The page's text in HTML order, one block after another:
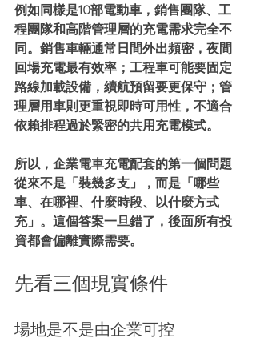
例如同樣是10部電動車，銷售團隊、工
程團隊和高階管理層的充電需求完全不
同。銷售車輛通常日間外出頻密，夜間
回場充電最有效率；工程車可能要固定
路線加載設備，續航預留要更保守；管
理層用車則更重視即時可用性，不適合
依賴排程過於緊密的共用充電模式。
所以，企業電車充電配套的第一個問題
從來不是「裝幾多支」，而是「哪些
車、在哪裡、什麼時段、以什麼方式
充」。這個答案一旦錯了，後面所有投
資都會偏離實際需要。
先看三個現實條件
場地是不是由企業可控